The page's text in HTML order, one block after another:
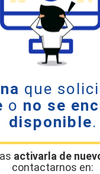
que
o no se
disponible.
activarla de
contactarnos en: